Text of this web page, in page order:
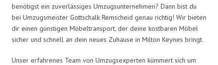
benötigst ein zuverlässiges Umzugsunternehmen? Dann bist du
bei Umzugsmeister Gottschalk Remscheid genau richtig! Wir bieten
dir einen günstigen Möbeltransport, der deine kostbaren Möbel
sicher und schnell an dein neues Zuhause in Milton Keynes bringt.
Unser erfahrenes Team von Umzugsexperten kümmert sich um